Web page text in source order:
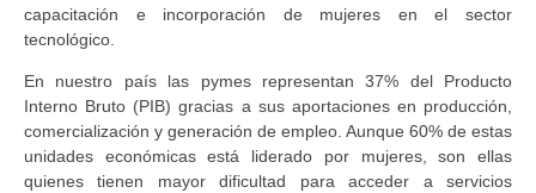
capacitación e incorporación de mujeres en el sector
tecnológico.
En nuestro país las pymes representan 37% del Producto
Interno Bruto (PIB) gracias a sus aportaciones en producción,
comercialización y generación de empleo. Aunque 60% de estas
unidades económicas está liderado por mujeres, son ellas
quienes tienen mayor dificultad para acceder a servicios